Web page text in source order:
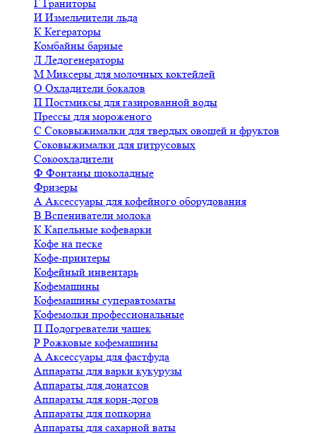
Г Граниторы
И Измельчители льда
К Кегераторы
Комбайны барные
Л Ледогенераторы
М Миксеры для молочных коктейлей
О Охладители бокалов
П Постмиксы для газированной воды
Прессы для мороженого
С Соковыжималки для твердых овощей и фруктов
Соковыжималки для цитрусовых
Сокоохладители
Ф Фонтаны шоколадные
Фризеры
А Аксессуары для кофейного оборудования
В Вспениватели молока
К Капельные кофеварки
Кофе на песке
Кофе-принтеры
Кофейный инвентарь
Кофемашины
Кофемашины суперавтоматы
Кофемолки профессиональные
П Подогреватели чашек
Р Рожковые кофемашины
А Аксессуары для фастфуда
Аппараты для варки кукурузы
Аппараты для донатсов
Аппараты для корн-догов
Аппараты для попкорна
Аппараты для сахарной ваты